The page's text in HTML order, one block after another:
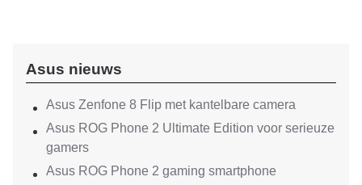
Asus nieuws
Asus Zenfone 8 Flip met kantelbare camera
Asus ROG Phone 2 Ultimate Edition voor serieuze
gamers
Asus ROG Phone 2 gaming smartphone